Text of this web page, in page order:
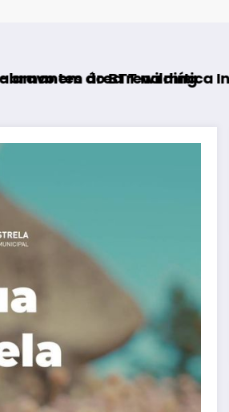
mítica Invernal Cidade da
AF Viseu –